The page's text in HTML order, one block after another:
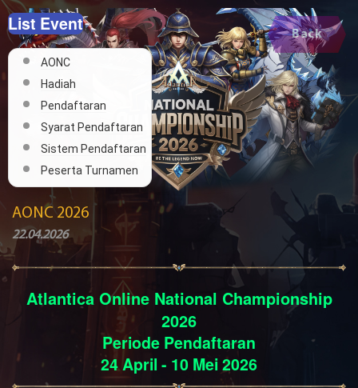
Back
AONC 2026
22.04.2026
List Event
AONC
Hadiah
Pendaftaran
Syarat Pendaftaran
Sistem Pendaftaran
Peserta Turnamen
Atlantica Online National Championship
2026
Periode Pendaftaran
24 April - 10 Mei 2026